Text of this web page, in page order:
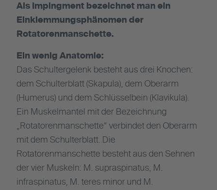
Als Impingment bezeichnet man ein
Einklemmungsphänomen der
Rotatorenmanschette.
Ein wenig Anatomie:
Das Schultergelenk besteht aus drei Knochen:
dem Schulterblatt (Skapula), dem Oberarm
(Humerus) und dem Schlüsselbein (Klavikula).
Ein Muskelmantel mit der Bezeichnung
„Rotatorenmanschette“ verbindet den Oberarm
mit dem Schulterblatt. Die
Rotatorenmanschette besteht aus den Sehnen
der vier Muskeln: M. supraspinatus, M.
infraspinatus, M. teres minor und M.